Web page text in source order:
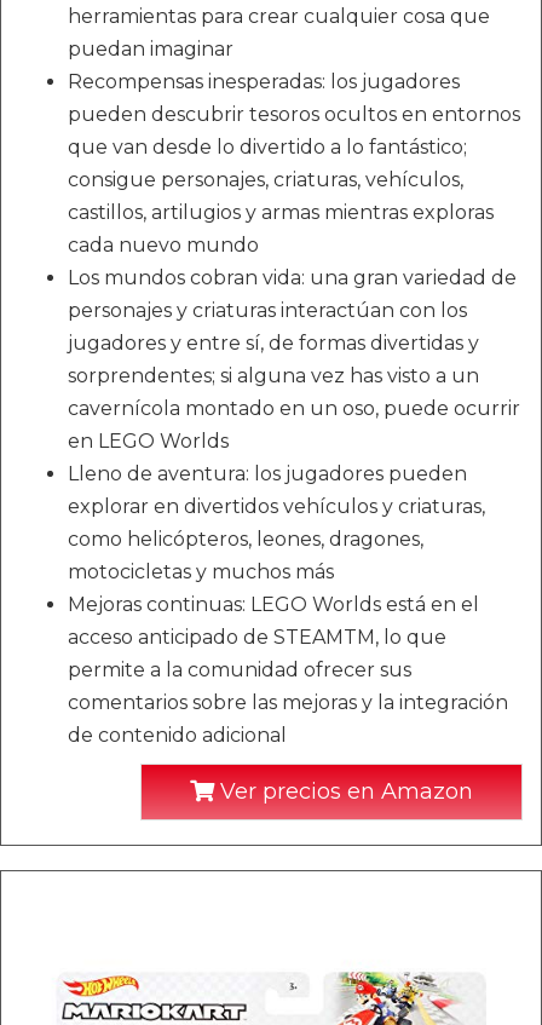
herramientas para crear cualquier cosa que
puedan imaginar
Recompensas inesperadas: los jugadores
pueden descubrir tesoros ocultos en entornos
que van desde lo divertido a lo fantástico;
consigue personajes, criaturas, vehículos,
castillos, artilugios y armas mientras exploras
cada nuevo mundo
Los mundos cobran vida: una gran variedad de
personajes y criaturas interactúan con los
jugadores y entre sí, de formas divertidas y
sorprendentes; si alguna vez has visto a un
cavernícola montado en un oso, puede ocurrir
en LEGO Worlds
Lleno de aventura: los jugadores pueden
explorar en divertidos vehículos y criaturas,
como helicópteros, leones, dragones,
motocicletas y muchos más
Mejoras continuas: LEGO Worlds está en el
acceso anticipado de STEAMTM, lo que
permite a la comunidad ofrecer sus
comentarios sobre las mejoras y la integración
de contenido adicional
Ver precios en Amazon